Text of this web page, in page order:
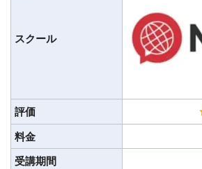
スクール
評価
料金
受講期間